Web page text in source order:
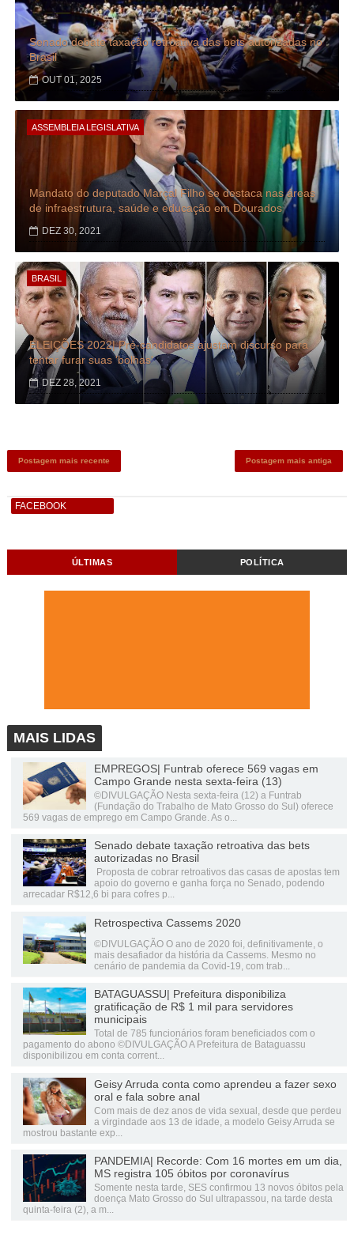
Senado debate taxação retroativa das bets autorizadas no
Brasil
OUT 01, 2025
ASSEMBLEIA LEGISLATIVA
Mandato do deputado Marçal Filho se destaca nas áreas
de infraestrutura, saúde e educação em Dourados
DEZ 30, 2021
BRASIL
ELEIÇÕES 2022| Pré-candidatos ajustam discurso para
tentar furar suas 'bolhas'
DEZ 28, 2021
Postagem mais recente Postagem mais antiga
FACEBOOK
ÚLTIMAS POLÍTICA
MAIS LIDAS
EMPREGOS| Funtrab oferece 569 vagas em
Campo Grande nesta sexta-feira (13)
©DIVULGAÇÃO Nesta sexta-feira (12) a Funtrab
(Fundação do Trabalho de Mato Grosso do Sul) oferece
569 vagas de emprego em Campo Grande. As o...
Senado debate taxação retroativa das bets
autorizadas no Brasil
Proposta de cobrar retroativos das casas de apostas tem
apoio do governo e ganha força no Senado, podendo
arrecadar R$12,6 bi para cofres p...
Retrospectiva Cassems 2020
©DIVULGAÇÃO O ano de 2020 foi, definitivamente, o
mais desafiador da história da Cassems. Mesmo no
cenário de pandemia da Covid-19, com trab...
BATAGUASSU| Prefeitura disponibiliza
gratificação de R$ 1 mil para servidores
municipais
Total de 785 funcionários foram beneficiados com o
pagamento do abono ©DIVULGAÇÃO A Prefeitura de Bataguassu
disponibilizou em conta corrent...
Geisy Arruda conta como aprendeu a fazer sexo
oral e fala sobre anal
Com mais de dez anos de vida sexual, desde que perdeu
a virgindade aos 13 de idade, a modelo Geisy Arruda se
mostrou bastante exp...
PANDEMIA| Recorde: Com 16 mortes em um dia,
MS registra 105 óbitos por coronavírus
Somente nesta tarde, SES confirmou 13 novos óbitos pela
doença Mato Grosso do Sul ultrapassou, na tarde desta
quinta-feira (2), a m...